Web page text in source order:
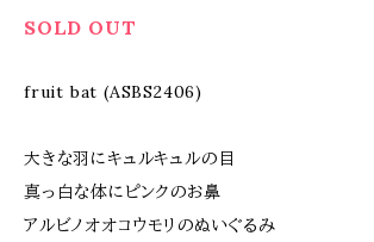
SOLD OUT
fruit bat (ASBS2406)
大きな羽にキュルキュルの目
真っ白な体にピンクのお鼻
アルビノオオコウモリのぬいぐるみ